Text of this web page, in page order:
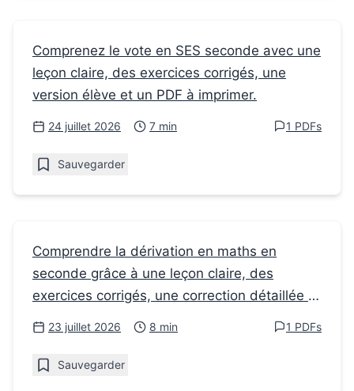
Fiches de révision
Comment comprendre le vote en cours de
SES en Seconde
Comprenez le vote en SES seconde avec une
leçon claire, des exercices corrigés, une
version élève et un PDF à imprimer.
24 juillet 2026 7 min 1 PDFs
Sauvegarder
Fiches de révision
Comment aborder la dérivation en maths
en seconde
Comprendre la dérivation en maths en
seconde grâce à une leçon claire, des
exercices corrigés, une correction détaillée et
un PDF à imprimer.
23 juillet 2026 8 min 1 PDFs
Sauvegarder